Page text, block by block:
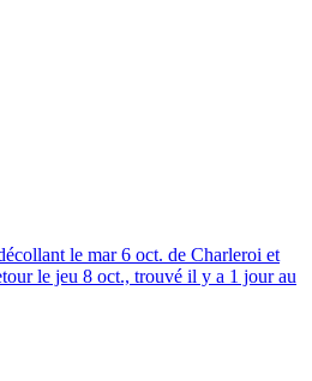
le mar 6 oct. de Charleroi et
le jeu 8 oct., trouvé il y a 1 jour au